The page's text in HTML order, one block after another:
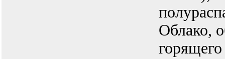
Облако,
горящего